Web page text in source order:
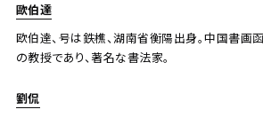
歐伯達
欧伯達、号は鉄樵、湖南省衡陽出身。中国書画
の教授であり、著名な書法家。
劉侃